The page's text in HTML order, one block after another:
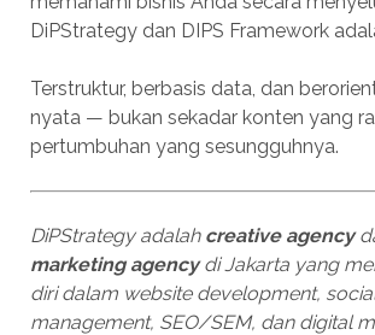
DiPStrategy dan DIPS Framework
Terstruktur, berbasis data, dan
nyata — bukan sekadar konten yang
pertumbuhan yang sesungguhnya.
DiPStrategy adalah creative agency
marketing agencydi Jakarta yang
diri dalam website development,
management, SEO/SEM, dan digital